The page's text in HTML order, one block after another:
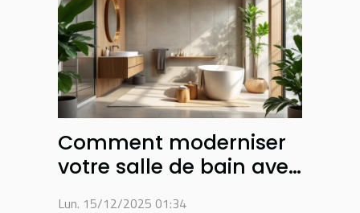
Comment moderniser
votre salle de bain avec
Lun. 15/12/2025 01:34